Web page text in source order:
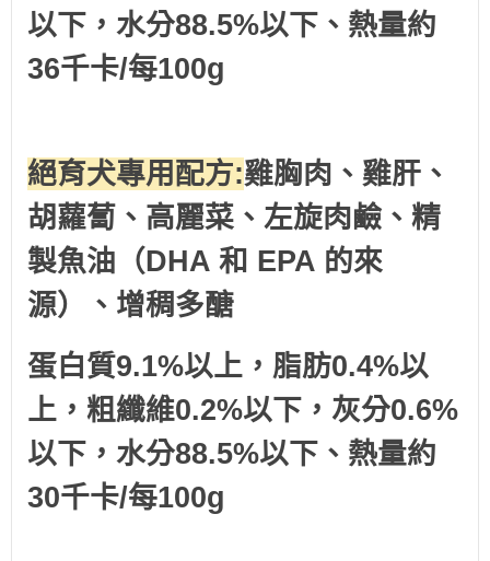
以下，水分88.5%以下、 熱量約
36千卡/每100g
絕育犬專用配方:雞胸肉、雞肝、
胡蘿蔔、高麗菜、左旋肉鹼、精
製魚油（DHA 和 EPA 的來
源）、增稠多醣
蛋白質9.1%以上，脂肪0.4%以
上，粗纖維0.2%以下，灰分0.6%
以下，水分88.5%以下、 熱量約
30千卡/每100g